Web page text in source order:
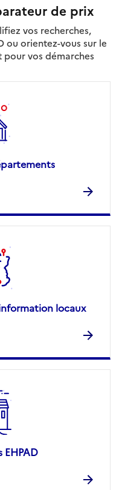
de prix
vos recherches,
ou orientez-vous sur le
vos démarches
locaux
EHPAD